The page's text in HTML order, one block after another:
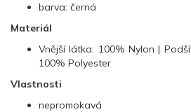
barva: černá
Materiál
Vnější látka: 100% Nylon |
100% Polyester
Vlastnosti
nepromokavá